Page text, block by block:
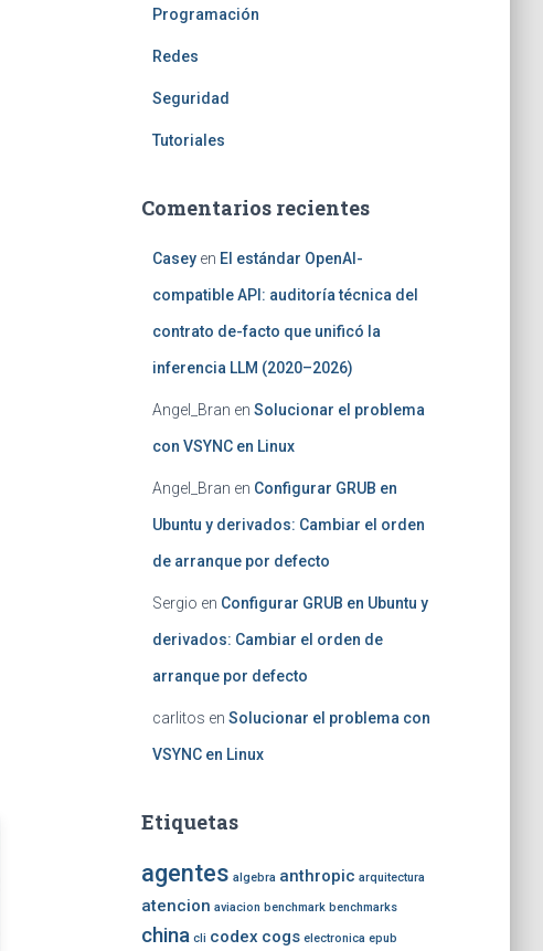
Programación
Redes
Seguridad
Tutoriales
Comentarios recientes
Caseyen El estándar OpenAI-
compatible API: auditoría técnica del
contrato de-facto que unificó la
inferencia LLM (2020–2026)
Angel_Bran en Solucionar el problema
con VSYNC en Linux
Angel_Bran en Configurar GRUB en
Ubuntu y derivados: Cambiar el orden
de arranque por defecto
Sergio en Configurar GRUB en Ubuntu y
derivados: Cambiar el orden de
arranque por defecto
carlitos en Solucionar el problema con
VSYNC en Linux
Etiquetas
agentes algebra anthropic arquitectura
atencion aviacion benchmark benchmarks
china cli codex cogs electronica epub